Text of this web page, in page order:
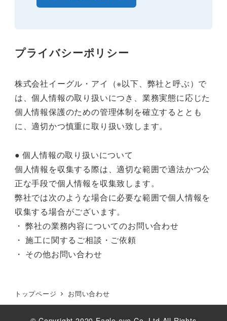
プライバシーポリシー
株式会社イーグル・アイ（※以下、弊社と呼ぶ）で
は、個人情報の取り扱いにつき、業務実態に応じた
個人情報保護のための管理体制を確立するととも
に、適切かつ慎重に取り扱い致します。
● 個人情報の取り扱いについて
個人情報を収集する際は、適切な範囲で適法かつ公
正な手段で個人情報を収集致します。
弊社では次のような場合に必要な範囲で個人情報を
収集する場合がございます。
・ 弊社の業務内容についてのお問い合わせ
・ 施工に関するご相談・ご依頼
・ その他お問い合わせ
トップページ お問い合わせ